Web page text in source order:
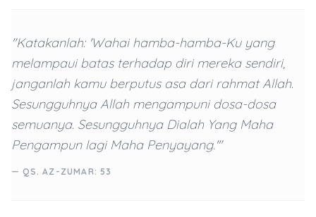
"Katakanlah: 'Wahai hamba-hamba-Ku yang
melampaui batas terhadap diri mereka sendiri,
janganlah kamu berputus asa dari rahmat Allah.
Sesungguhnya Allah mengampuni dosa-dosa
semuanya. Sesungguhnya Dialah Yang Maha
Pengampun lagi Maha Penyayang.'"
— QS. AZ-ZUMAR: 53